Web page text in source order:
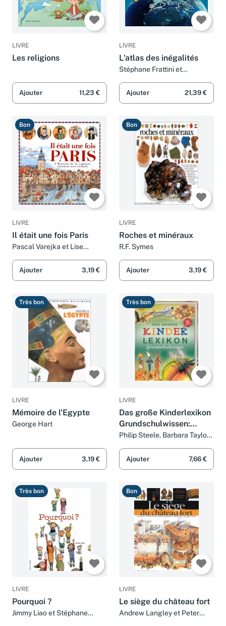
LIVRE
Les religions
Ajouter 11,23 €
LIVRE
L'atlas des inégalités
Stéphane Frattini et
Ajouter 21,39 €
Bon
LIVRE
Il était une fois Paris
Pascal Varejka et Lise
Ajouter 3,19 €
Bon
LIVRE
Roches et minéraux
R.F. Symes
Ajouter 3,19 €
Très bon
LIVRE
Mémoire de l'Egypte
George Hart
Ajouter 3,19 €
Très bon
LIVRE
Das große Kinderlexikon
Grundschulwissen:
Grundschullexikon mit
allen wichtigen
Grundschulthemen,
Quizfragen, Rätseln
Philip Steele, Barbara Taylor
Ajouter 7,66 €
Très bon
LIVRE
Pourquoi ?
Jimmy Liao et Stéphane
Bon
LIVRE
Le siège du château fort
Andrew Langley et Peter